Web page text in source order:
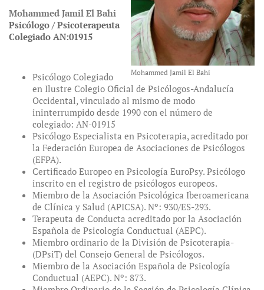
Mohammed Jamil El Bahi
Mohammed Jamil El Bahi
Psicólogo / Psicoterapeuta
Colegiado AN:01915
Psicólogo Colegiado
en Ilustre Colegio Oficial de Psicólogos-Andalucía
Occidental, vinculado al mismo de modo
ininterrumpido desde 1990 con el número de
colegiado: AN-01915
Psicólogo Especialista en Psicoterapia, acreditado por
la Federación Europea de Asociaciones de Psicólogos
(EFPA).
Certificado Europeo en Psicología EuroPsy. Psicólogo
inscrito en el registro de psicólogos europeos.
Miembro de la Asociación Psicológica Iberoamericana
de Clínica y Salud (APICSA). Nº: 930/ES-293.
Terapeuta de Conducta acreditado por la Asociación
Española de Psicología Conductual (AEPC).
Miembro ordinario de la División de Psicoterapia-
(DPsiT) del Consejo General de Psicólogos.
Miembro de la Asociación Española de Psicología
Conductual (AEPC). Nº: 873.